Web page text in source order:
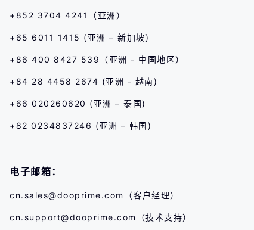
+852 3704 4241（亚洲）
+65 6011 1415 (亚洲 – 新加坡)
+86 400 8427 539（亚洲 - 中国地区）
+84 28 4458 2674 (亚洲 - 越南)
+66 020260620 (亚洲 – 泰国)
+82 0234837246 (亚洲 – 韩国)
电子邮箱：
cn.sales@dooprime.com （客户经理）
cn.support@dooprime.com （技术支持）